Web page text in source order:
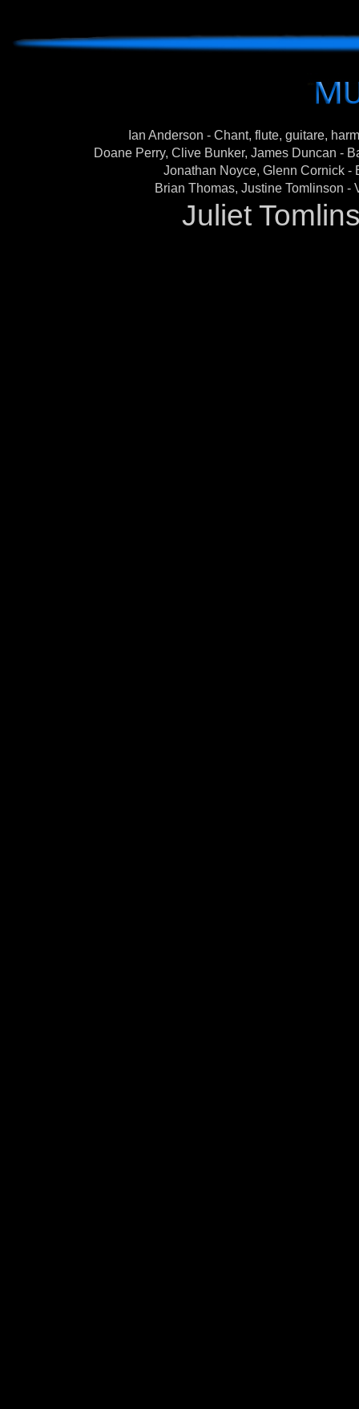
Ian Anderson - Chant, flute, guitare,
Doane Perry, Clive Bunker, James Duncan -
Jonathan Noyce, Glenn Cornick
Brian Thomas, Justine Tomlinson
Juliet